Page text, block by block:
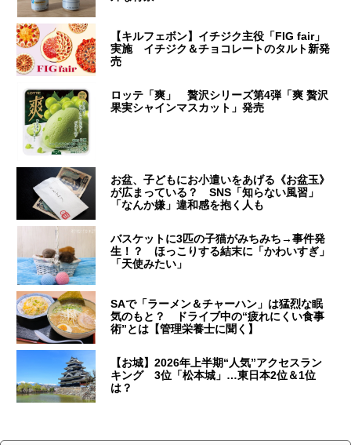
【キルフェボン】イチジク主役「FIG fair」
実施 イチジク＆チョコレートのタルト新発
売
ロッテ「爽」 贅沢シリーズ第4弾「爽 贅沢
果実シャインマスカット」発売
お盆、子どもにお小遣いをあげる《お盆玉》
が広まっている？ SNS「知らない風習」
「なんか嫌」違和感を抱く人も
バスケットに3匹の子猫がみちみち→事件発
生！？ ほっこりする結末に「かわいすぎ」
「天使みたい」
SAで「ラーメン＆チャーハン」は猛烈な眠
気のもと？ ドライブ中の“疲れにくい食事
術”とは【管理栄養士に聞く】
【お城】2026年上半期“人気”アクセスラン
キング 3位「松本城」…東日本2位＆1位
は？